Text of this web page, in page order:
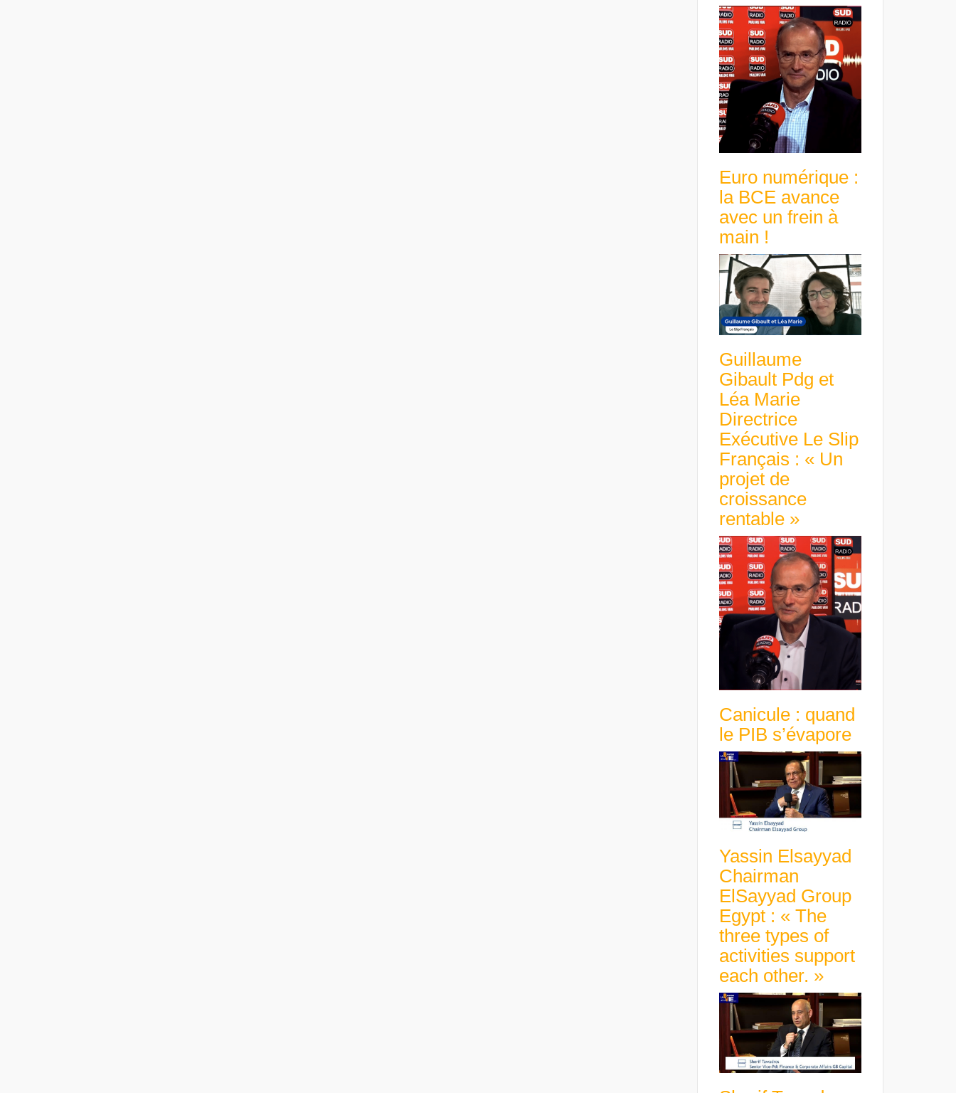
Euro numérique :
la BCE avance
avec un frein à
main !
Guillaume
Gibault Pdg et
Léa Marie
Directrice
Exécutive Le Slip
Français : « Un
projet de
croissance
rentable »
Canicule : quand
le PIB s’évapore
Yassin Elsayyad
Chairman
ElSayyad Group
Egypt : « The
three types of
activities support
each other. »